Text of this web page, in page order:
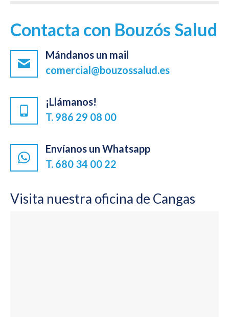
Contacta con Bouzós Salud
Mándanos un mail
comercial@bouzossalud.es
¡Llámanos!
T. 986 29 08 00
Envíanos un Whatsapp
T. 680 34 00 22
Visita nuestra oficina de Cangas